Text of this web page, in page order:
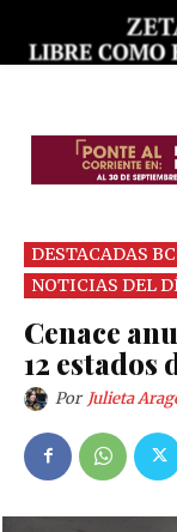
DESTACADAS
NOTICIAS DEL
Cenace
12
Por Julieta